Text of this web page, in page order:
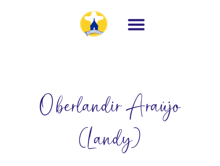
Oberlandir Araújo
(Landy)